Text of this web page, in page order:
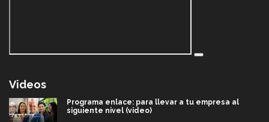
Videos
Programa enlace: para llevar a tu empresa al
siguiente nivel (video)